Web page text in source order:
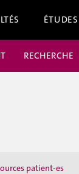
ÉTUDES
RECHERCHE
patient-es